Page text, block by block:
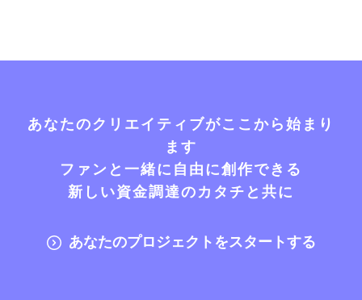
あなたのクリエイティブがここから始まり
ます
ファンと一緒に自由に創作できる
新しい資金調達のカタチと共に
あなたのプロジェクトをスタートする